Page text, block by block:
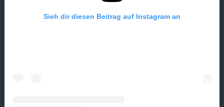
Sieh dir diesen Beitrag auf Instagram an